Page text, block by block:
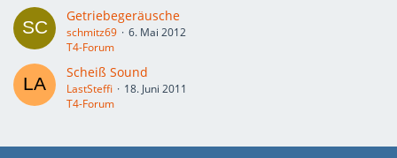
Getriebegeräusche
schmitz69
6. Mai 2012
T4-Forum
Scheiß Sound
LastSteffi
18. Juni 2011
T4-Forum